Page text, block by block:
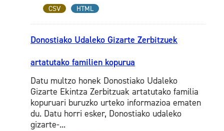
CSV HTML
Donostiako Udaleko Gizarte Zerbitzuek
artatutako familien kopurua
Datu multzo honek Donostiako Udaleko
Gizarte Ekintza Zerbitzuak artatutako familia
kopuruari buruzko urteko informazioa ematen
du. Datu horri esker, Donostiako udaleko
gizarte-...